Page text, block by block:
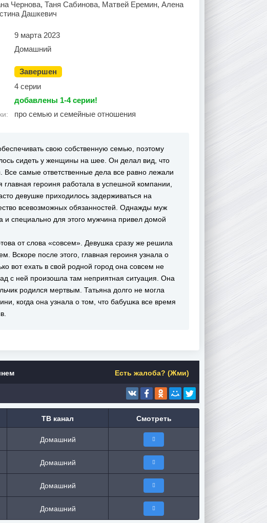
Чернова, Таня Сабинова, Матвей Еремин, Алена
Дашкевич
9 марта 2023
Домашний
Завершен
4 серии
добавлены 1-4 серии!
про семью и семейные отношения
свою собственную семью, поэтому
сидеть у женщины на шее. Он делал вид, что
самые ответственные дела все равно лежали
героиня работала в успешной компании,
девушке приходилось задерживаться на
всевозможных обязанностей. Однажды муж
и специально для этого мужчина привел домой
от слова «совсем». Девушка сразу же решила
Вскоре после этого, главная героиня узнала о
вот ехать в свой родной город она совсем не
с ней произошла там неприятная ситуация. Она
родился мертвым. Татьяна долго не могла
когда она узнала о том, что бабушка все время
Есть жалоба? (Жми)
ТВ канал Смотреть
Домашний
Домашний
Домашний
Домашний